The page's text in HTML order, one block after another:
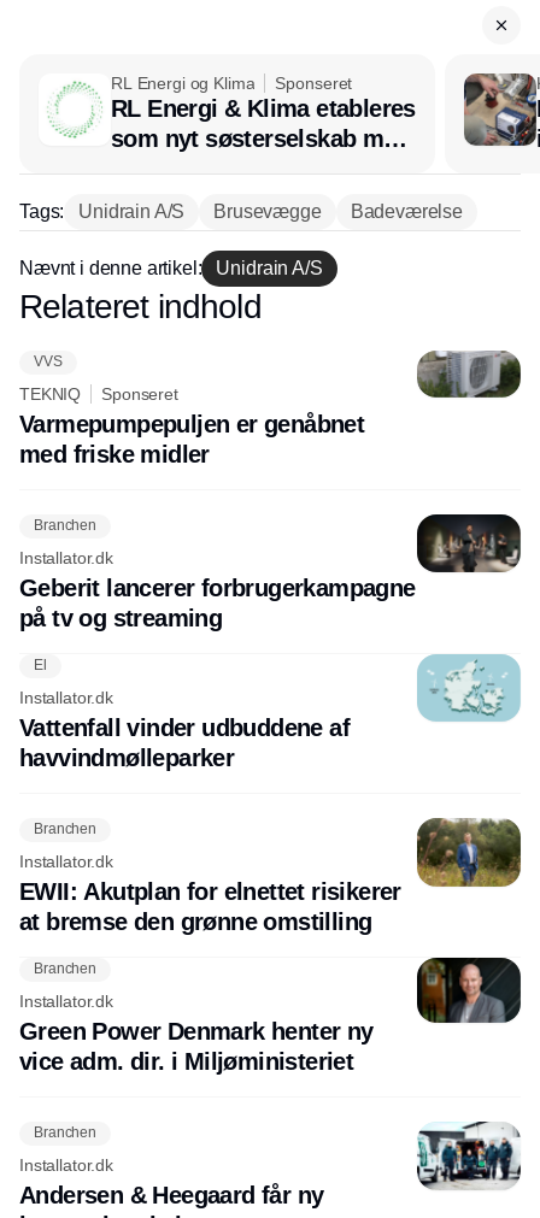
RL Energi og Klima Sponseret
RL Energi & Klima etableres
som nyt søsterselskab med
afsæt i RL Ventilation
Tags: Unidrain A/S Brusevægge Badeværelse
Nævnt i denne artikel: Unidrain A/S
Annonce
Relateret indhold
VVS
TEKNIQ Sponseret
Varmepumpepuljen er genåbnet
med friske midler
Branchen
Installator.dk
Geberit lancerer forbrugerkampagne
på tv og streaming
El
Installator.dk
Vattenfall vinder udbuddene af
havvindmølleparker
Branchen
Installator.dk
EWII: Akutplan for elnettet risikerer
at bremse den grønne omstilling
Branchen
Installator.dk
Green Power Denmark henter ny
vice adm. dir. i Miljøministeriet
Branchen
Installator.dk
Andersen & Heegaard får ny